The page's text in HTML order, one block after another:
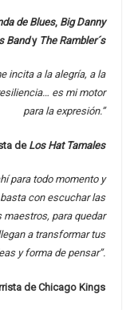
de Blues, Big Danny
Bandy The Rambler´s
incita a la alegría, a la
es mi motor
para la expresión.”
de Los Hat Tamales
para todo momento y
con escuchar las
maestros, para quedar
a transformar tus
y forma de pensar”.
de Chicago Kings